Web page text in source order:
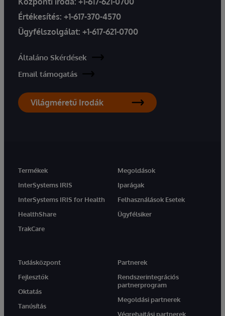
Értékesítés: +1-617-370-4570
Ügyfélszolgálat: +1-617-621-0700
Általáno Skérdések
Email támogatás
Világméretű Irodák
Termékek
InterSystems IRIS
InterSystems IRIS for Health
HealthShare
TrakCare
Megoldások
Iparágak
Felhasználások Esetek
Ügyfélsiker
Tudásközpont
Fejlesztők
Oktatás
Tanúsítás
Partnerek
Rendszerintegrációs
partnerprogram
Megoldási partnerek
Végrehajtási partnerek